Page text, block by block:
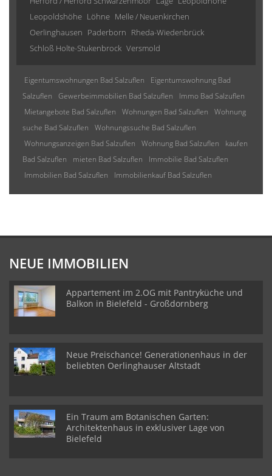
Leopoldshöhe Löhne Melle / Neuenkirchen
Oerlinghausen Paderborn Rheda-Wiedenbrück
Schloß Holte-Stukenbrock Versmold
Eigentumswohnungen Bad Salzuflen
Eigentumswohnung Bad
Salzuflen
Gewerbeimmobilien Bad Salzuflen
Immo Bad Salzuflen
Mietangebote Bad Salzuflen
Wohnungen Bad Salzuflen
Wohnung
suche Bad Salzuflen
Wohnungssuche Bad Salzuflen
Wohnungsanzeigen Bad Salzuflen
Wohnung Bad Salzuflen
kaufen
Bad Salzuflen
mieten Bad Salzuflen
Immobilie Bad Salzuflen
Immobilien Bad Salzuflen
Immobilienkauf Bad Salzuflen
NEUE IMMOBILIEN
Appartement im 2.OG mit Pantryküche und
Balkon in Bielefeld - Großdornberg
Neue Preischance! Generationenhaus in der
beliebten Oerlinghauser Altstadt
Ein Traum am Botanischen Garten:
Architektenhaus in exklusiver Lage von
Bielefeld